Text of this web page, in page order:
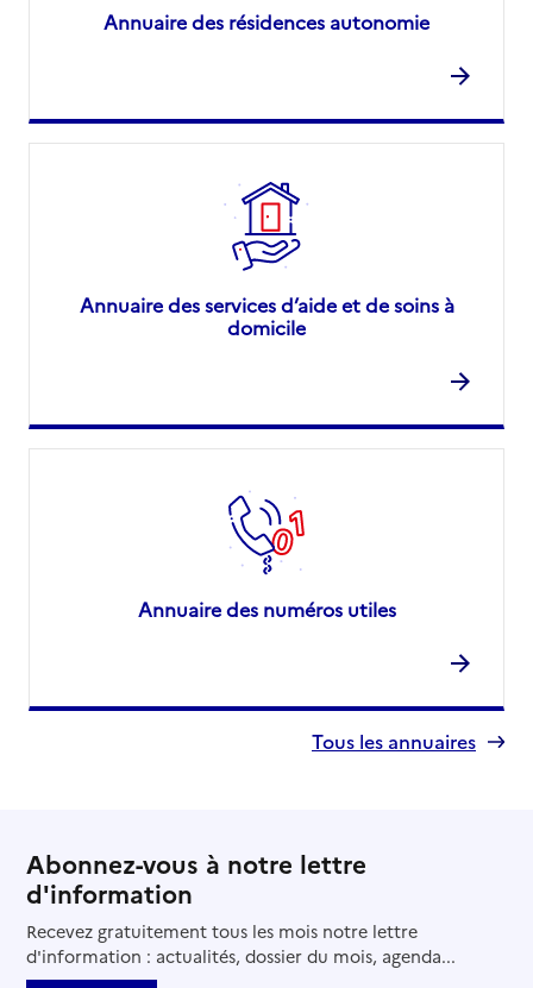
Annuaire des résidences autonomie
Annuaire des services d’aide et de soins à
domicile
Annuaire des numéros utiles
Tous les annuaires
Abonnez-vous à notre lettre
d'information
Recevez gratuitement tous les mois notre lettre
d'information : actualités, dossier du mois, agenda...